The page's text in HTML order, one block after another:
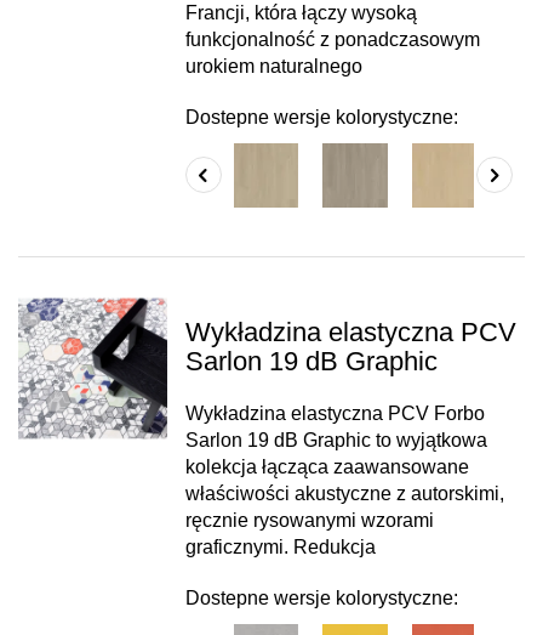
Francji, która łączy wysoką
funkcjonalność z ponadczasowym
urokiem naturalnego
Dostepne wersje kolorystyczne:
Wykładzina elastyczna PCV
Sarlon 19 dB Graphic
Wykładzina elastyczna PCV Forbo
Sarlon 19 dB Graphic to wyjątkowa
kolekcja łącząca zaawansowane
właściwości akustyczne z autorskimi,
ręcznie rysowanymi wzorami
graficznymi. Redukcja
Dostepne wersje kolorystyczne: